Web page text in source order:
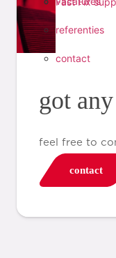
referenties
contact
got
feel free to
contact